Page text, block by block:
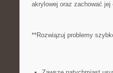
akrylowej oraz zachować
**Rozwiązuj problemy